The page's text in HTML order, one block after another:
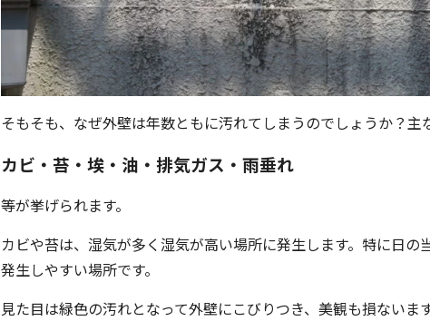
そもそも、なぜ外壁は年数ともに汚れてしまうのでしょうか？主
カビ・苔・埃・油・排気ガス・雨垂れ
等が挙げられます。
カビや苔は、湿気が多く湿気が高い場所に発生します。特に日
発生しやすい場所です。
見た目は緑色の汚れとなって外壁にこびりつき、美観も損ないま